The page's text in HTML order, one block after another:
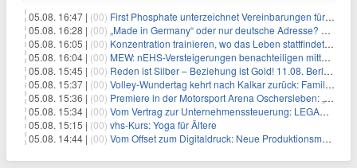
05.08. 16:47 | (00) First Phosphate unterzeichnet Vereinbarungen für nicht zu refundierende Zuwendungen in Höhe von 4,84 Mio. $ von der kanadischen Regierung für Straßeninfrastruktur und Stromübertragungsleitungen
05.08. 16:28 | (00) „Made in Germany“ oder nur deutsche Adresse? So erkennen Sie, wo Ihre Leiterplatten wirklich gefertigt werden
05.08. 16:05 | (00) Konzentration trainieren, wo das Leben stattfindet: Mobile EEG-Technologie bringt Neurofeedback in den Alltag
05.08. 16:04 | (00) MEW: nEHS-Versteigerungen benachteiligen mittelständische Unternehmen
05.08. 15:45 | (00) Reden ist Silber – Beziehung ist Gold! 11.08. Berlin – 18:30 Uhr
05.08. 15:37 | (00) Volley-Wundertag kehrt nach Kalkar zurück: Familien-Event verbindet Sport und Freizeitpark-Erlebnis
05.08. 15:36 | (00) Premiere in der Motorsport Arena Oschersleben: „Tage des Donners – die Börde bebt“ feiert ostdeutsche Fahrzeugkultur
05.08. 15:34 | (00) Vom Vertrag zur Unternehmenssteuerung: LEGANTA® stellt neues NIS2-Scoremodell für die Bewertung kritischer Verträge vor
05.08. 15:15 | (00) vhs-Kurs: Yoga für Ältere
05.08. 14:44 | (00) Vom Offset zum Digitaldruck: Neue Produktionsmodelle für eine Branche im Wandel